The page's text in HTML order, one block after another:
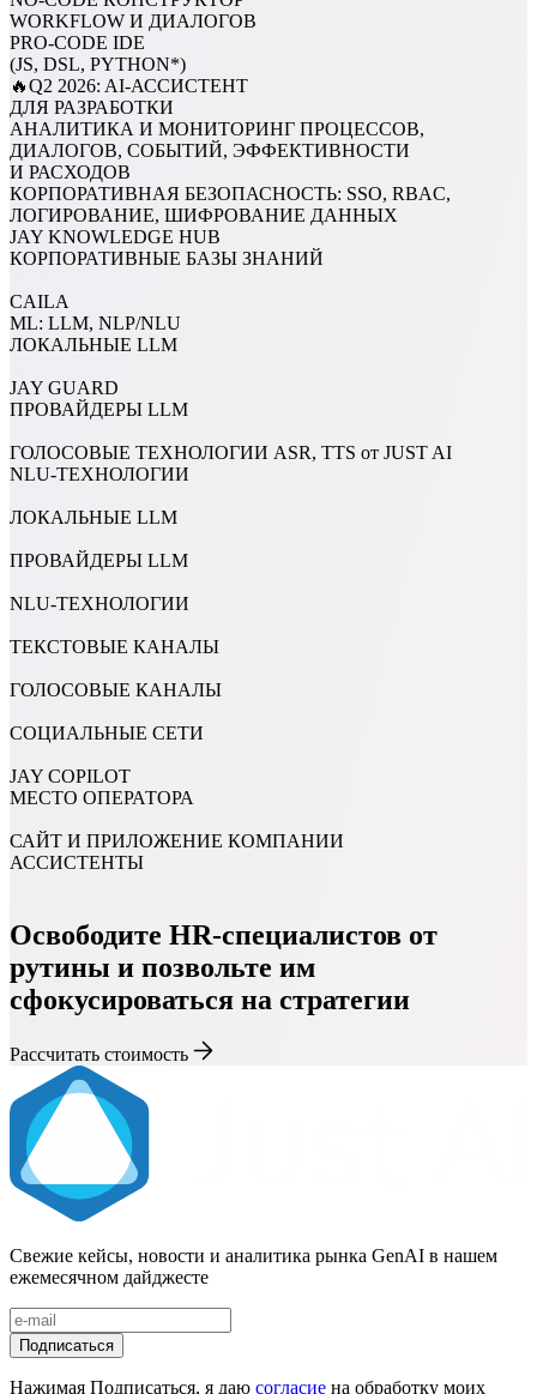
WORKFLOW И ДИАЛОГОВ
PRO-CODE IDE
(JS, DSL, PYTHON*)
🔥Q2 2026: AI-АССИСТЕНТ
ДЛЯ РАЗРАБОТКИ
АНАЛИТИКА И МОНИТОРИНГ ПРОЦЕССОВ,
ДИАЛОГОВ, СОБЫТИЙ, ЭФФЕКТИВНОСТИ
И РАСХОДОВ
КОРПОРАТИВНАЯ БЕЗОПАСНОСТЬ: SSO, RBAC,
ЛОГИРОВАНИЕ, ШИФРОВАНИЕ ДАННЫХ
JAY KNOWLEDGE HUB
КОРПОРАТИВНЫЕ БАЗЫ ЗНАНИЙ
CAILA
ML: LLM, NLP/NLU
ЛОКАЛЬНЫЕ LLM
JAY GUARD
ПРОВАЙДЕРЫ LLM
ГОЛОСОВЫЕ ТЕХНОЛОГИИ ASR, TTS от JUST AI
NLU-ТЕХНОЛОГИИ
ЛОКАЛЬНЫЕ LLM
ПРОВАЙДЕРЫ LLM
NLU-ТЕХНОЛОГИИ
ТЕКСТОВЫЕ КАНАЛЫ
ГОЛОСОВЫЕ КАНАЛЫ
СОЦИАЛЬНЫЕ СЕТИ
JAY COPILOT
МЕСТО ОПЕРАТОРА
САЙТ И ПРИЛОЖЕНИЕ КОМПАНИИ
АССИСТЕНТЫ
Освободите HR-специалистов от
рутины и позвольте им
сфокусироваться на стратегии
Рассчитать стоимость
Свежие кейсы, новости и аналитика рынка GenAI в нашем
ежемесячном дайджесте
Подписаться
Нажимая Подписаться, я даю согласие на обработку моих